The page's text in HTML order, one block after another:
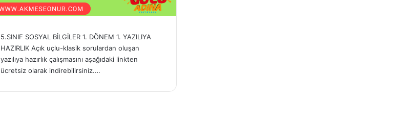
5.SINIF SOSYAL BİLGİLER 1. DÖNEM 1. YAZILIYA
HAZIRLIK Açık uçlu-klasik sorulardan oluşan
yazılıya hazırlık çalışmasını aşağıdaki linkten
ücretsiz olarak indirebilirsiniz.…